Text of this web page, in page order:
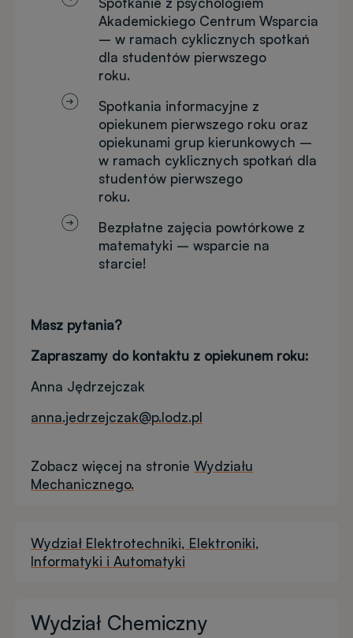
Akademickiego Centrum Wsparcia
– w ramach cyklicznych spotkań
dla studentów pierwszego
roku.
Spotkania informacyjne z
opiekunem pierwszego roku oraz
opiekunami grup kierunkowych –
w ramach cyklicznych spotkań dla
studentów pierwszego
roku.
Bezpłatne zajęcia powtórkowe z
matematyki – wsparcie na
starcie!
Masz pytania?
Zapraszamy do kontaktu z opiekunem roku:
Anna Jędrzejczak
anna.jedrzejczak@p.lodz.pl
Zobacz więcej na stronieWydziału
Mechanicznego.
Wydział Elektrotechniki, Elektroniki,
Informatyki i Automatyki
Wydział Chemiczny